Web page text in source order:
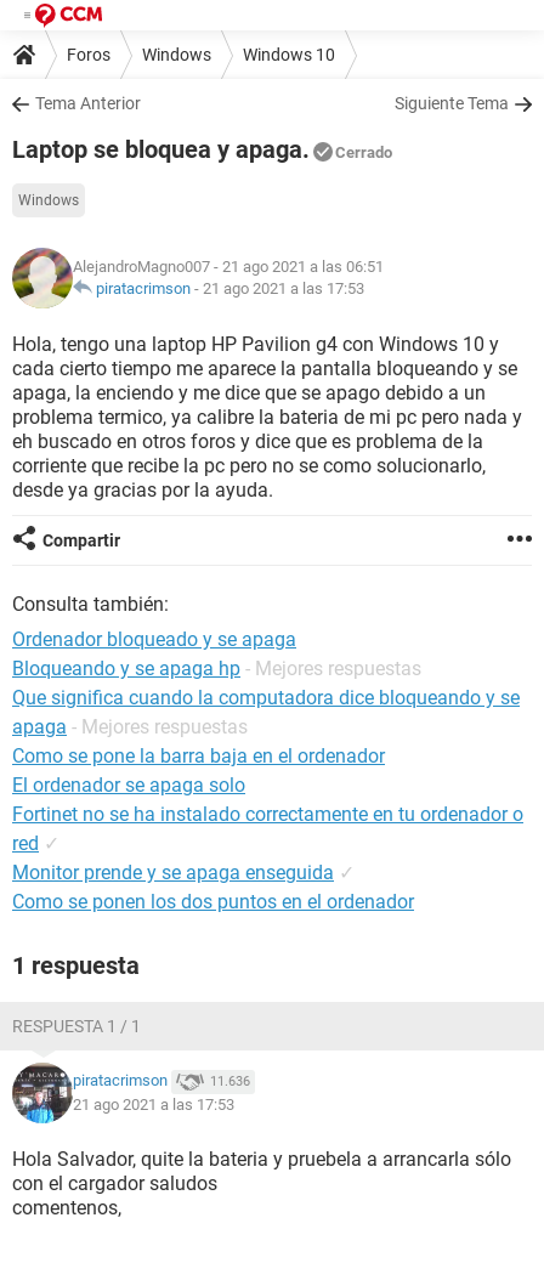
Foros Windows Windows 10
Tema Anterior Siguiente Tema
Laptop se bloquea y apaga. Cerrado
Windows
AlejandroMagno007 - 21 ago 2021 a las 06:51
piratacrimson - 21 ago 2021 a las 17:53
Hola, tengo una laptop HP Pavilion g4 con Windows 10 y
cada cierto tiempo me aparece la pantalla bloqueando y se
apaga, la enciendo y me dice que se apago debido a un
problema termico, ya calibre la bateria de mi pc pero nada y
eh buscado en otros foros y dice que es problema de la
corriente que recibe la pc pero no se como solucionarlo,
desde ya gracias por la ayuda.
Compartir
Consulta también:
Ordenador bloqueado y se apaga
Bloqueando y se apaga hp - Mejores respuestas
Que significa cuando la computadora dice bloqueando y se
apaga - Mejores respuestas
Como se pone la barra baja en el ordenador
El ordenador se apaga solo
Fortinet no se ha instalado correctamente en tu ordenador o
red ✓
Monitor prende y se apaga enseguida ✓
Como se ponen los dos puntos en el ordenador
1 respuesta
RESPUESTA 1 / 1
piratacrimson 11.636
21 ago 2021 a las 17:53
Hola Salvador, quite la bateria y pruebela a arrancarla sólo
con el cargador saludos
comentenos,